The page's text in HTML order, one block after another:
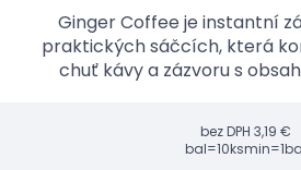
Ginger Coffee je instantní
praktických sáčcích, která
chuť kávy a zázvoru s
bez DPH 3,19 €
bal=10ks